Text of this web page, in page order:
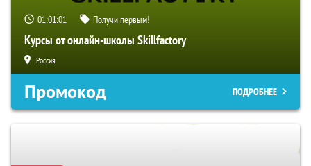
01:01:00 Получи первым!
Курсы от онлайн-школы Skillfactory
Россия
Промокод ПОДРОБНЕЕ